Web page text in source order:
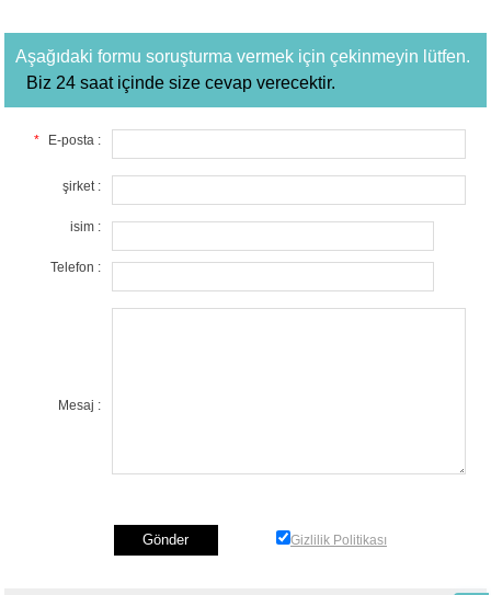
Aşağıdaki formu soruşturma vermek için çekinmeyin lütfen.
Biz 24 saat içinde size cevap verecektir.
* E-posta :
şirket :
isim :
Telefon :
Mesaj :
Gizlilik Politikası